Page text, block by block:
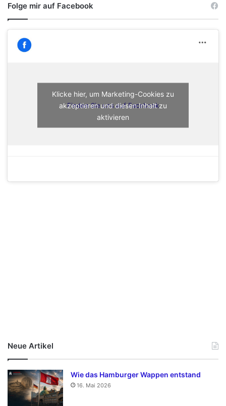
Folge mir auf Facebook
Finden Sie uns auf Facebook
Klicke hier, um Marketing-Cookies zu
akzeptieren und diesen Inhalt zu
aktivieren
Neue Artikel
Wie das Hamburger Wappen entstand
16. Mai 2026